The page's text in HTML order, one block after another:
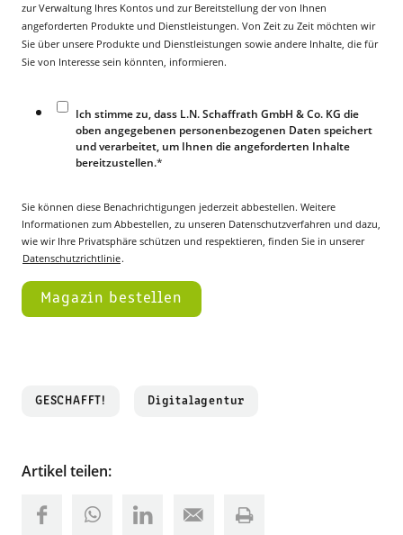
zur Verwaltung Ihres Kontos und zur Bereitstellung der von Ihnen
angeforderten Produkte und Dienstleistungen. Von Zeit zu Zeit möchten wir
Sie über unsere Produkte und Dienstleistungen sowie andere Inhalte, die für
Sie von Interesse sein könnten, informieren.
Ich stimme zu, dass L.N. Schaffrath GmbH & Co. KG die
oben angegebenen personenbezogenen Daten speichert
und verarbeitet, um Ihnen die angeforderten Inhalte
bereitzustellen.*
Sie können diese Benachrichtigungen jederzeit abbestellen. Weitere
Informationen zum Abbestellen, zu unseren Datenschutzverfahren und dazu,
wie wir Ihre Privatsphäre schützen und respektieren, finden Sie in unserer
Datenschutzrichtlinie.
GESCHAFFT! Digitalagentur
Artikel teilen: